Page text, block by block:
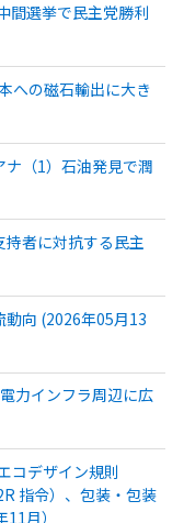
間選挙で民主党勝利
への磁石輸出に大き
（1）石油発見で潤
者に対抗する民主
向 (2026年05月13
力インフラ周辺に広
コデザイン規則
指令）、包装・包装
月）